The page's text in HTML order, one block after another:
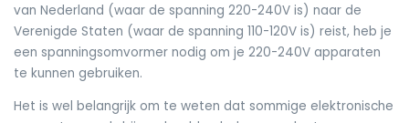
van Nederland (waar de spanning 220-240V is) naar de
Verenigde Staten (waar de spanning 110-120V is) reist, heb je
een spanningsomvormer nodig om je 220-240V apparaten
te kunnen gebruiken.
Het is wel belangrijk om te weten dat sommige elektronische